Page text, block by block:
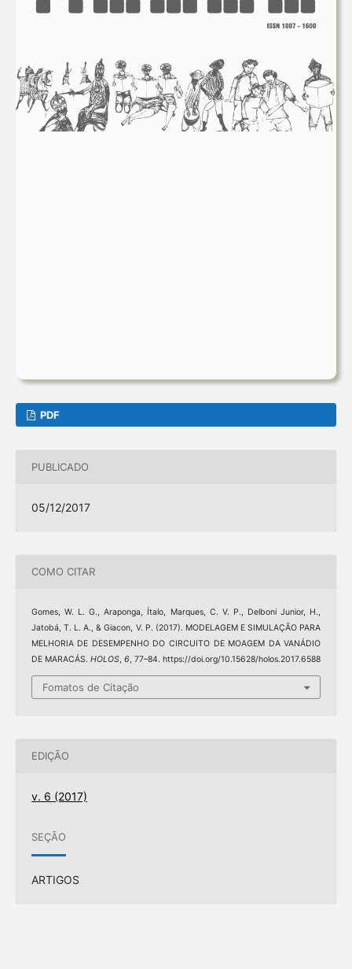
PDF
PUBLICADO
05/12/2017
COMO CITAR
Gomes, W. L. G., Araponga, Ítalo, Marques, C. V. P., Delboni Junior, H.,
Jatobá, T. L. A., & Giacon, V. P. (2017). MODELAGEM E SIMULAÇÃO PARA
MELHORIA DE DESEMPENHO DO CIRCUITO DE MOAGEM DA VANÁDIO
DE MARACÁS. HOLOS, 6, 77–84. https://doi.org/10.15628/holos.2017.6588
Fomatos de Citação
EDIÇÃO
v. 6 (2017)
SEÇÃO
ARTIGOS